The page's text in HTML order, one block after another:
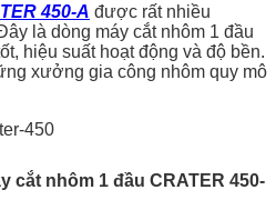
450-A được rất nhiều
là dòng máy cắt nhôm 1 đầu
hiệu suất hoạt động và độ bền.
xưởng gia công nhôm quy mô
cắt nhôm 1 đầu CRATER 450-